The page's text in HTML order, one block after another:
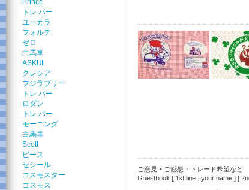
Prince
トレ パー
ユーカラ
フォルテ
ゼロ
白馬車
ASKUL
クレシア
フジラブリー
トレ パー
ロダン
トレ パー
モーニング
白馬車
Scott
ピース
セシール
コスモスター
コスモス
ご意見・ご感想・トレード希望など
Guestbook [ 1st line : your name ] [